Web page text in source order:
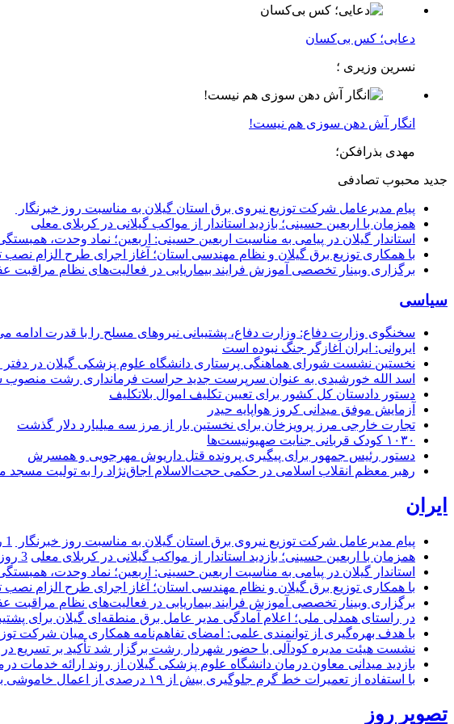
دعایی؛ کس بی‌کسان
نسرین وزیری ؛
انگار آش دهن سوزی هم نیست!
مهدی بذرافکن؛
جدید محبوب تصادفی
پیام مدیرعامل شركت توزیع نیروی برق استان گیلان به مناسبت روز خبرنگار ‌
همزمان با اربعین حسینی؛ بازدید استاندار از مواکب گیلانی در کربلای معلی
استاندار گیلان در پیامی به مناسبت اربعین حسینی: اربعین؛ نماد وحدت،
با همکاری توزیع برق گیلان و نظام مهندسی استان؛ آغاز اجرای طرح الزام
برگزاری وبینار تخصصی آموزش فرایند بیماریابی در فعالیت‌های نظام مراقبت
سیاسی
سخنگوی وزارت دفاع: وزارت دفاع، پشتیبانی نیرو‌های مسلح را با قدرت ادامه
ایروانی: ایران آغازگر جنگ نبوده است
نخستین نشست شورای هماهنگی پرستاری دانشگاه علوم پزشکی گیلان در دفتر
اسد الله خورشیدی به عنوان سرپرست جدید حراست فرمانداری رشت منصوب
دستور دادستان کل کشور برای تعیین تکلیف اموال بلاتکلیف
آزمایش موفق میدانی کروز هواپایه حیدر
تجارت خارجی مرز پرویزخان برای نخستین بار از مرز سه میلیارد دلار گذشت
۱۰۳۰ کودک قربانی جنایت صهیونیست‌ها
دستور رئیس جمهور برای پیگیری پرونده قتل داریوش مهرجویی و همسرش
رهبر معظم انقلاب اسلامی در حکمی حجت‌الاسلام اجاق‌نژاد را به تولیت
ایران
پیام مدیرعامل شركت توزیع نیروی برق استان گیلان به مناسبت روز خبرنگار ‌
1 روز
همزمان با اربعین حسینی؛ بازدید استاندار از مواکب گیلانی در کربلای معلی 3 روز
استاندار گیلان در پیامی به مناسبت اربعین حسینی: اربعین؛ نماد وحدت،
با همکاری توزیع برق گیلان و نظام مهندسی استان؛ آغاز اجرای طرح الزام
برگزاری وبینار تخصصی آموزش فرایند بیماریابی در فعالیت‌های نظام مراقبت
در راستای همدلی ملی؛ اعلام آمادگی مدیر عامل برق منطقه‌ای گیلان برای
با هدف بهره‌گیری از توانمندی علمی: امضای تفاهم‌نامه همكاری میان شركت
نشست هیئت مدیره کودآلی با حضور شهردار رشت برگزار شد تأکید بر تسریع در
بازدید میدانی معاون درمان دانشگاه علوم پزشکی گیلان از روند ارائه خدمات
با استفاده از تعمیرات خط گرم جلوگیری بیش از ۱۹ درصدی از اعمال خاموشی برای مشتركان
تصویر روز